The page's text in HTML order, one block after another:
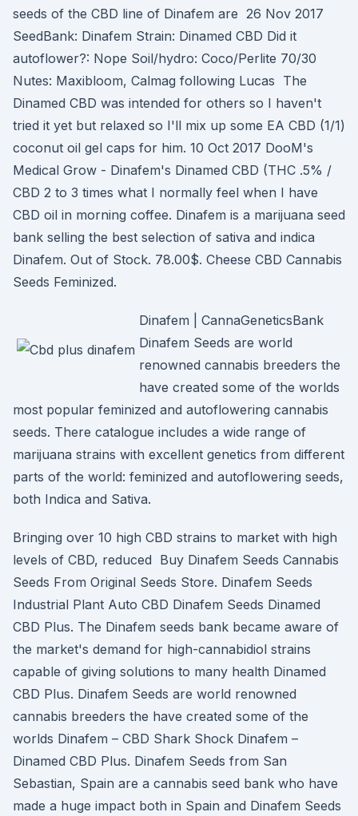
seeds of the CBD line of Dinafem are 26 Nov 2017
SeedBank: Dinafem Strain: Dinamed CBD Did it
autoflower?: Nope Soil/hydro: Coco/Perlite 70/30
Nutes: Maxibloom, Calmag following Lucas The
Dinamed CBD was intended for others so I haven't
tried it yet but relaxed so I'll mix up some EA CBD (1/1)
coconut oil gel caps for him. 10 Oct 2017 DooM's
Medical Grow - Dinafem's Dinamed CBD (THC .5% /
CBD 2 to 3 times what I normally feel when I have
CBD oil in morning coffee. Dinafem is a marijuana seed
bank selling the best selection of sativa and indica
Dinafem. Out of Stock. 78.00$. Cheese CBD Cannabis
Seeds Feminized.
Dinafem | CannaGeneticsBank
Dinafem Seeds are world
renowned cannabis breeders the
have created some of the worlds
most popular feminized and autoflowering cannabis
seeds. There catalogue includes a wide range of
marijuana strains with excellent genetics from different
parts of the world: feminized and autoflowering seeds,
both Indica and Sativa.
Bringing over 10 high CBD strains to market with high
levels of CBD, reduced Buy Dinafem Seeds Cannabis
Seeds From Original Seeds Store. Dinafem Seeds
Industrial Plant Auto CBD Dinafem Seeds Dinamed
CBD Plus. The Dinafem seeds bank became aware of
the market's demand for high-cannabidiol strains
capable of giving solutions to many health Dinamed
CBD Plus. Dinafem Seeds are world renowned
cannabis breeders the have created some of the
worlds Dinafem – CBD Shark Shock Dinafem –
Dinamed CBD Plus. Dinafem Seeds from San
Sebastian, Spain are a cannabis seed bank who have
made a huge impact both in Spain and Dinafem Seeds